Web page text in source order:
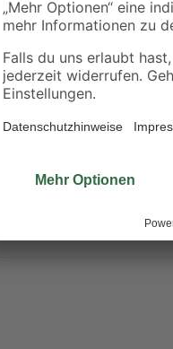
garantieren. Deswegen
müssen. So kannst